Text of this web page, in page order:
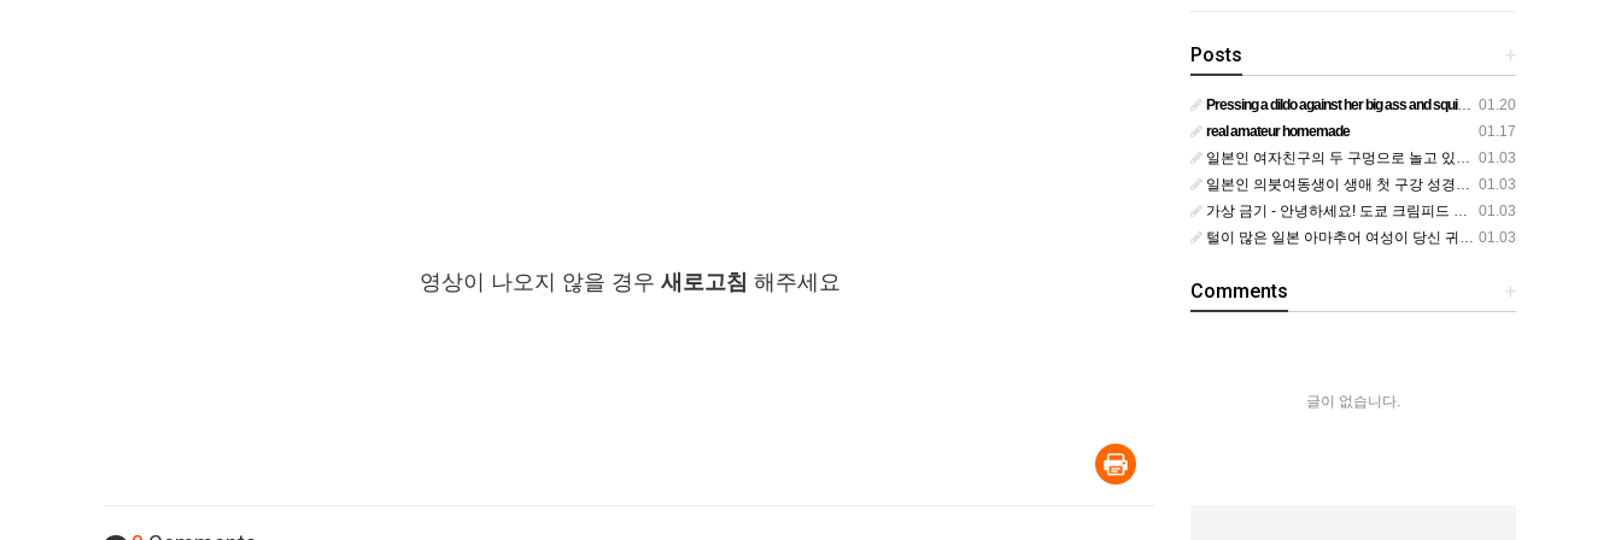
영상이 나오지 않을 경우 새로고침 해주세요
+
Posts
01.20
Pressing a dildo against her big ass and squirting from below
01.17
real amateur homemade
01.03
일본인 여자친구의 두 구멍으로 놀고 있어요
01.03
일본인 의붓여동생이 생애 첫 구강 성경험을 공개하다
01.03
가상 금기 - 안녕하세요! 도쿄 크림피드 시엘에서
01.03
털이 많은 일본 아마추어 여성이 당신 귀에 대고 신음하며 자위합니다. 그녀가 오르가즘에 도달하는 모습을 보세요?
+
Comments
글이 없습니다.